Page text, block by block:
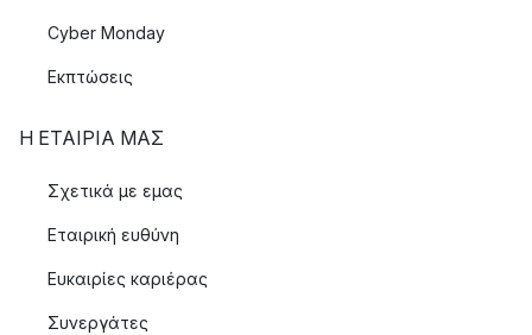
Cyber Monday
Εκπτώσεις
Η ΕΤΑΊΡΙΑ ΜΑΣ
Σχετικά με εμας
Εταιρική ευθύνη
Ευκαιρίες καριέρας
Συνεργάτες